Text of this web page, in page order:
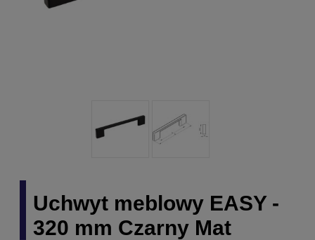
Uchwyt meblowy EASY -
320 mm Czarny Mat